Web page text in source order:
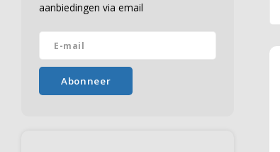
aanbiedingen via email
Abonneer